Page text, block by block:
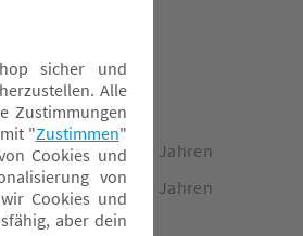
Spielzeug ab 3 Jahren
Spielzeug ab 4 Jahren
Stapelbecher